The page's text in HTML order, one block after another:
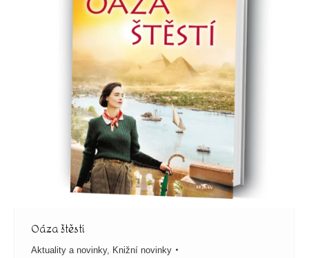
Oáza štěstí
Aktuality a novinky, Knižní novinky